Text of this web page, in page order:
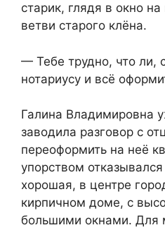
старик, глядя в окно
ветви старого клёна.
— Тебе трудно, что ли,
нотариусу и всё
Галина Владимировна
заводила разговор с
переоформить на неё
упорством
хорошая, в центре
кирпичном доме, с
большими окнами. Для